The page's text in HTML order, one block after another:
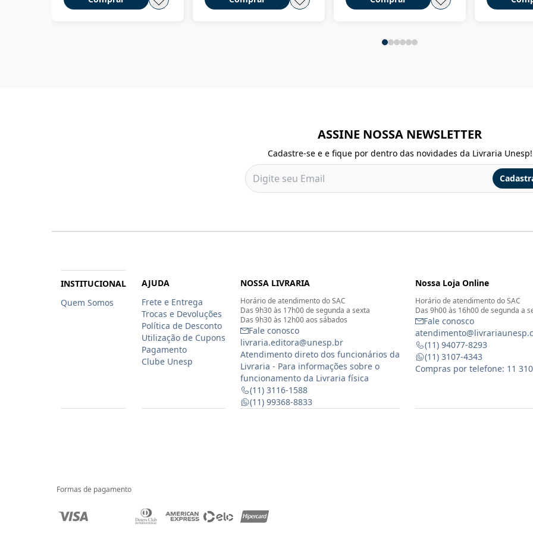
ASSINE NOSSA NEWSLETTER
Cadastre-se e e fique por dentro das novidades da Livraria Unesp!
INSTITUCIONAL
Quem Somos
AJUDA
Frete e Entrega
Trocas e Devoluções
Política de Desconto
Utilização de Cupons
Pagamento
Clube Unesp
NOSSA LIVRARIA
Horário de atendimento do SAC
Das 9h30 às 17h00 de segunda a sexta
Das 9h30 às 12h00 aos sábados
Fale conosco
livraria.editora@unesp.br
Atendimento direto dos funcionários da
Livraria - Para informações sobre o
funcionamento da Livraria física
(11) 3116-1588
(11) 99368-8833
Nossa Loja Online
Horário de atendimento do SAC
Das 9h00 às 16h00 de segunda a
Fale conosco
(11) 94077-8293
(11) 3107-4343
Compras por telefone: 11
Formas de pagamento